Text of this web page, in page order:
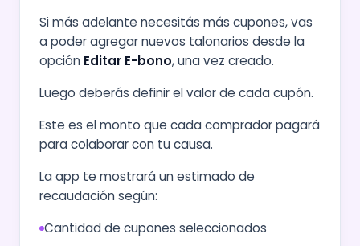
Si más adelante necesitás más cupones, vas
a poder agregar nuevos talonarios desde la
opción Editar E-bono, una vez creado.
Luego deberás definir el valor de cada cupón.
Este es el monto que cada comprador pagará
para colaborar con tu causa.
La app te mostrará un estimado de
recaudación según:
Cantidad de cupones seleccionados